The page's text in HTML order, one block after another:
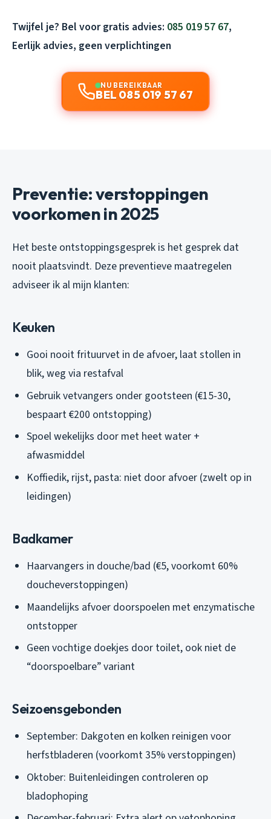
Twijfel je? Bel voor gratis advies: 085 019 57 67,
Eerlijk advies, geen verplichtingen
NU BEREIKBAAR
BEL 085 019 57 67
Preventie: verstoppingen
voorkomen in 2025
Het beste ontstoppingsgesprek is het gesprek dat
nooit plaatsvindt. Deze preventieve maatregelen
adviseer ik al mijn klanten:
Keuken
Gooi nooit frituurvet in de afvoer, laat stollen in
blik, weg via restafval
Gebruik vetvangers onder gootsteen (€15-30,
bespaart €200 ontstopping)
Spoel wekelijks door met heet water +
afwasmiddel
Koffiedik, rijst, pasta: niet door afvoer (zwelt op in
leidingen)
Badkamer
Haarvangers in douche/bad (€5, voorkomt 60%
doucheverstoppingen)
Maandelijks afvoer doorspoelen met enzymatische
ontstopper
Geen vochtige doekjes door toilet, ook niet de
“doorspoelbare” variant
Seizoensgebonden
September: Dakgoten en kolken reinigen voor
herfstbladeren (voorkomt 35% verstoppingen)
Oktober: Buitenleidingen controleren op
bladophoping